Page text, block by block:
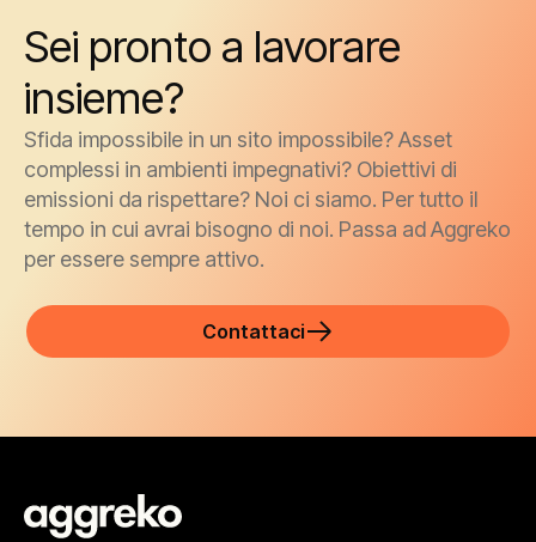
Sei pronto a lavorare
insieme?
Sfida impossibile in un sito impossibile? Asset
complessi in ambienti impegnativi? Obiettivi di
emissioni da rispettare? Noi ci siamo. Per tutto il
tempo in cui avrai bisogno di noi. Passa ad Aggreko
per essere sempre attivo.
Contattaci